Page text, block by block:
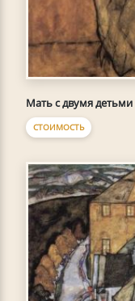
Мать с двумя детьми
СТОИМОСТЬ